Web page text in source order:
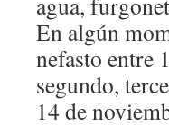
En algún
nefasto entre
segundo,
14 de